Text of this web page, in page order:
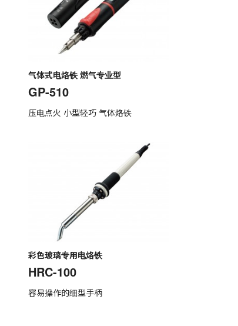
气体式电烙铁 燃气专业型
GP-510
压电点火 小型轻巧 气体烙铁
彩色玻璃专用电烙铁
HRC-100
容易操作的细型手柄